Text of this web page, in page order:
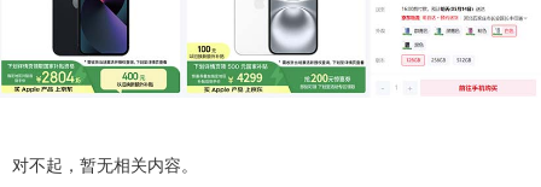
对不起，暂无相关内容。